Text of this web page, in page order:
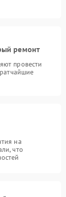
ремонт
провести
на
что